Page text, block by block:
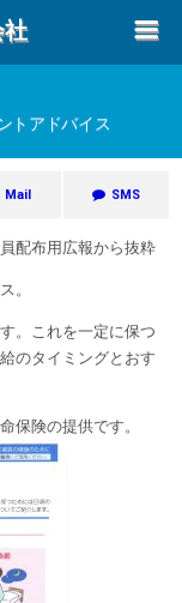
社
トアドバイス
Mail SMS
配布用広報から抜粋
。
。これを一定に保つ
のタイミングとおす
保険の提供です。